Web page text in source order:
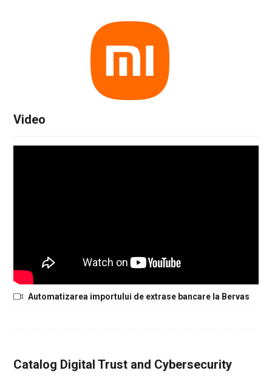
Video
Automatizarea importului de extrase bancare la Bervas
Catalog Digital Trust and Cybersecurity